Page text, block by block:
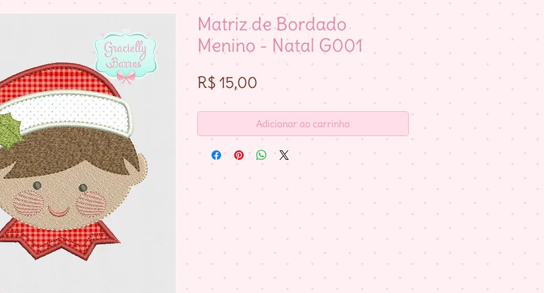
Matriz de Bordado
Menino - Natal G001
R$ 15,00 Preço
Adicionar ao carrinho